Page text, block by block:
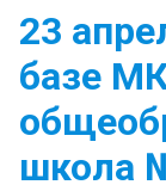
23
базе
школа